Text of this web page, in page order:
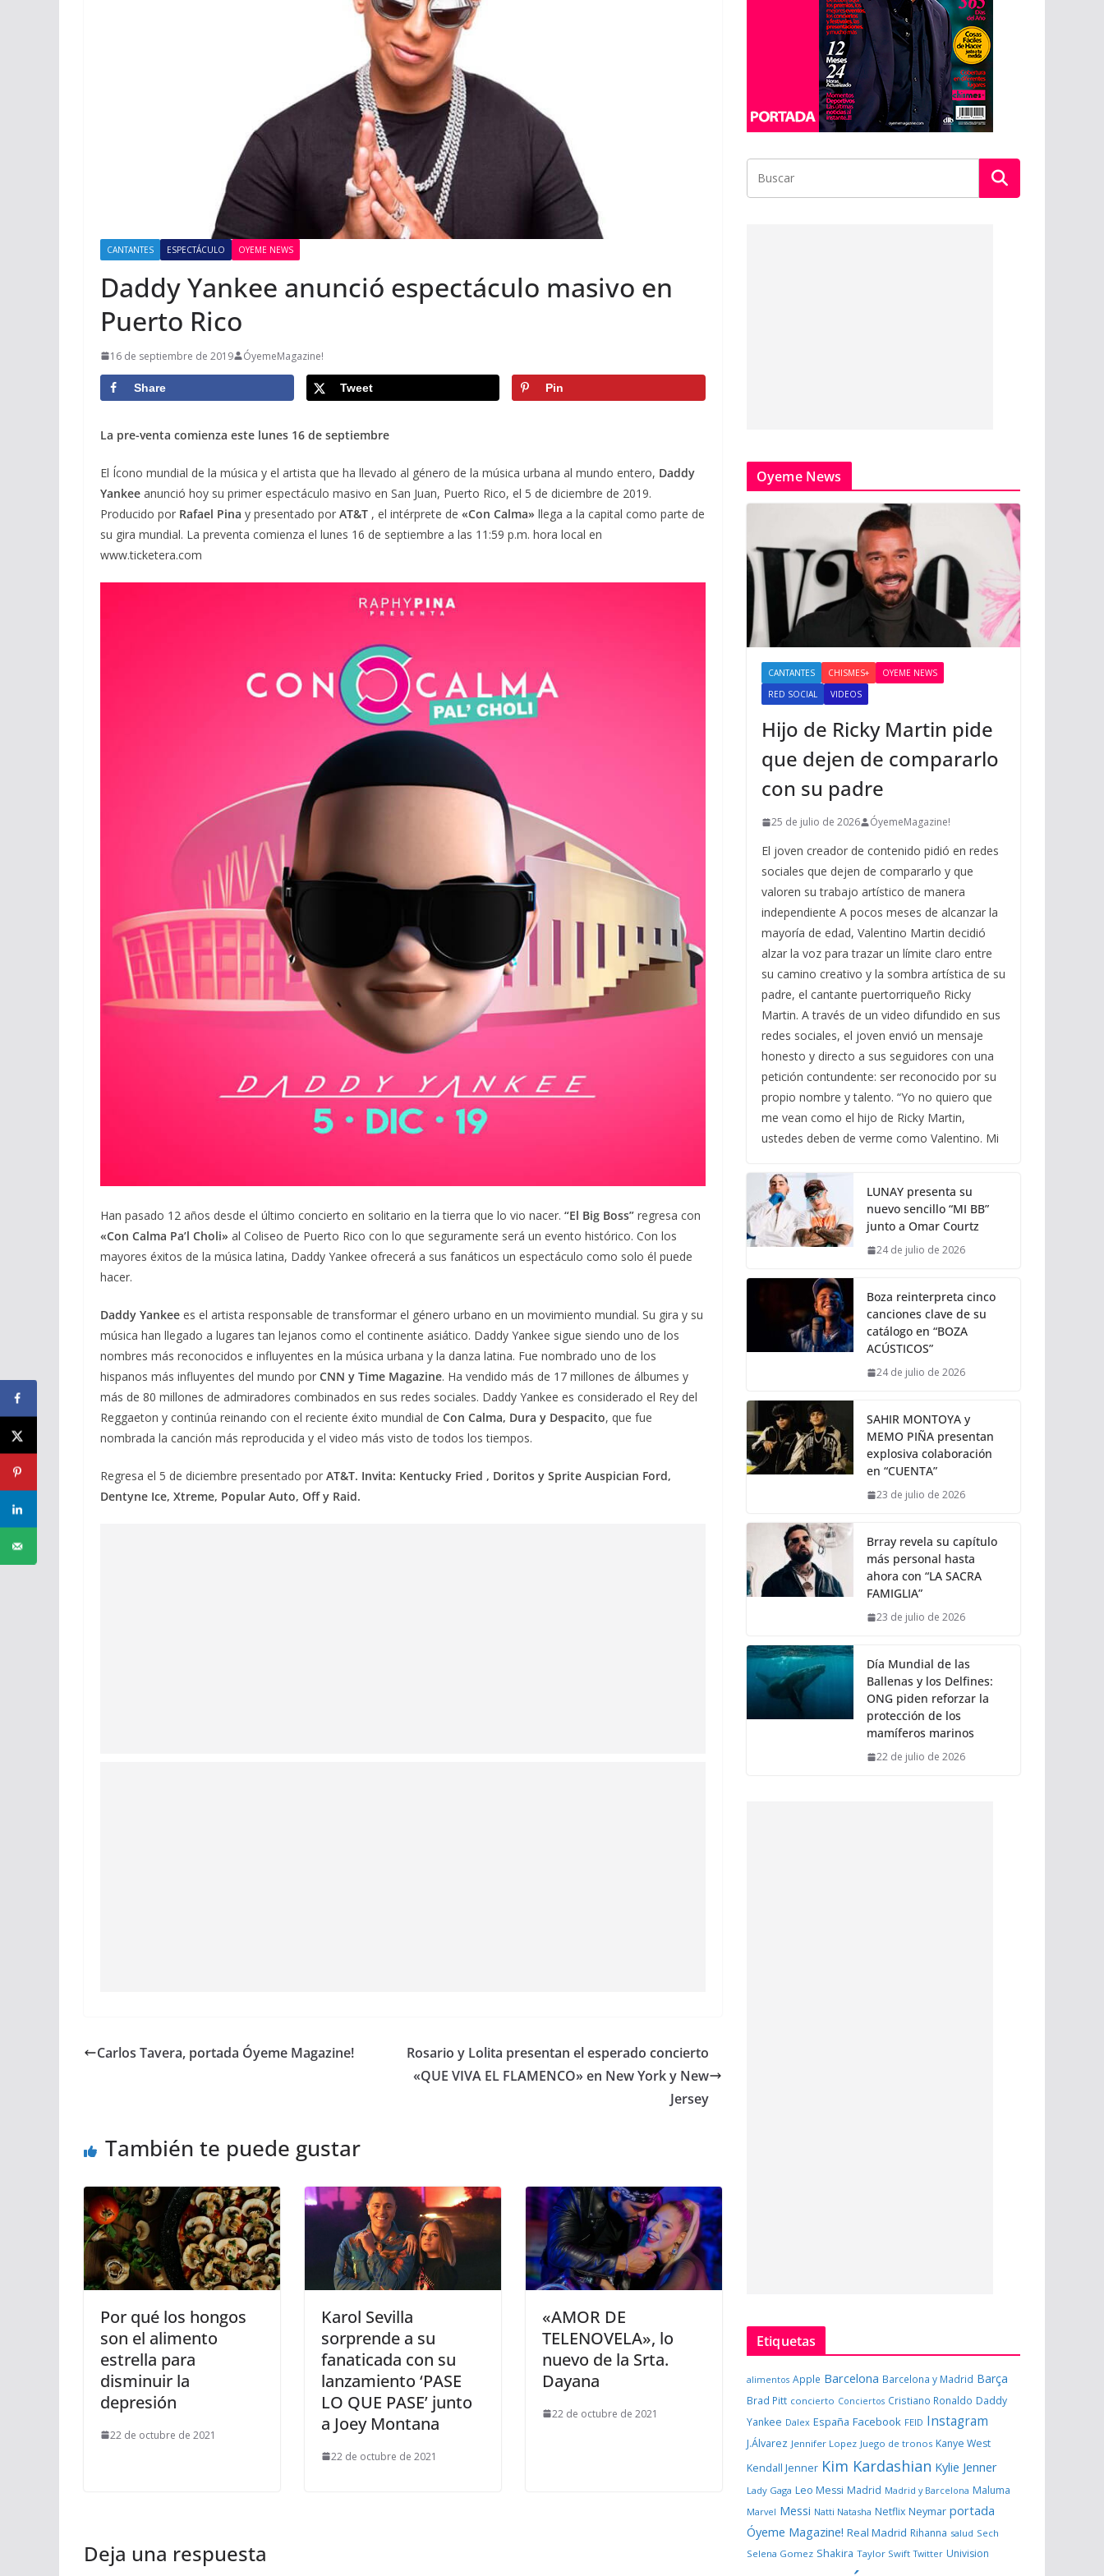
CANTANTES ESPECTÁCULO OYEME NEWS
Daddy Yankee anunció espectáculo masivo en
Puerto Rico
16 de septiembre de 2019 ÓyemeMagazine!
Share Tweet Pin
La pre-venta comienza este lunes 16 de septiembre
El Ícono mundial de la música y el artista que ha llevado al género de la música urbana al mundo entero, Daddy
Yankee anunció hoy su primer espectáculo masivo en San Juan, Puerto Rico, el 5 de diciembre de 2019.
Producido por Rafael Pina y presentado por AT&T , el intérprete de «Con Calma» llega a la capital como parte de
su gira mundial. La preventa comienza el lunes 16 de septiembre a las 11:59 p.m. hora local en
www.ticketera.com
Han pasado 12 años desde el último concierto en solitario en la tierra que lo vio nacer. “El Big Boss” regresa con
«Con Calma Pa’l Choli» al Coliseo de Puerto Rico con lo que seguramente será un evento histórico. Con los
mayores éxitos de la música latina, Daddy Yankee ofrecerá a sus fanáticos un espectáculo como solo él puede
hacer.
Daddy Yankee es el artista responsable de transformar el género urbano en un movimiento mundial. Su gira y su
música han llegado a lugares tan lejanos como el continente asiático. Daddy Yankee sigue siendo uno de los
nombres más reconocidos e influyentes en la música urbana y la danza latina. Fue nombrado uno de los
hispanos más influyentes del mundo por CNN y Time Magazine. Ha vendido más de 17 millones de álbumes y
más de 80 millones de admiradores combinados en sus redes sociales. Daddy Yankee es considerado el Rey del
Reggaeton y continúa reinando con el reciente éxito mundial de Con Calma, Dura y Despacito, que fue
nombrada la canción más reproducida y el video más visto de todos los tiempos.
Regresa el 5 de diciembre presentado por AT&T. Invita: Kentucky Fried , Doritos y Sprite Auspician Ford,
Dentyne Ice, Xtreme, Popular Auto, Off y Raid.
Carlos Tavera, portada Óyeme Magazine!
Rosario y Lolita presentan el esperado concierto
«QUE VIVA EL FLAMENCO» en New York y New
Jersey
También te puede gustar
Por qué los hongos
son el alimento
estrella para
disminuir la
depresión
22 de octubre de 2021
Karol Sevilla
sorprende a su
fanaticada con su
lanzamiento ‘PASE
LO QUE PASE’ junto
a Joey Montana
22 de octubre de 2021
«AMOR DE
TELENOVELA», lo
nuevo de la Srta.
Dayana
22 de octubre de 2021
Deja una respuesta
Oyeme News
CANTANTES CHISMES+
OYEME NEWS
RED SOCIAL
VIDEOS
Hijo de Ricky Martin pide
que dejen de compararlo
con su padre
25 de julio de 2026 ÓyemeMagazine!
El joven creador de contenido pidió en redes
sociales que dejen de compararlo y que
valoren su trabajo artístico de manera
independiente A pocos meses de alcanzar la
mayoría de edad, Valentino Martin decidió
alzar la voz para trazar un límite claro entre
su camino creativo y la sombra artística de su
padre, el cantante puertorriqueño Ricky
Martin. A través de un video difundido en sus
redes sociales, el joven envió un mensaje
honesto y directo a sus seguidores con una
petición contundente: ser reconocido por su
propio nombre y talento. “Yo no quiero que
me vean como el hijo de Ricky Martin,
ustedes deben de verme como Valentino. Mi
LUNAY presenta su
nuevo sencillo “MI BB”
junto a Omar Courtz
24 de julio de 2026
Boza reinterpreta cinco
canciones clave de su
catálogo en “BOZA
ACÚSTICOS”
24 de julio de 2026
SAHIR MONTOYA y
MEMO PIÑA presentan
explosiva colaboración
en “CUENTA”
23 de julio de 2026
Brray revela su capítulo
más personal hasta
ahora con “LA SACRA
FAMIGLIA”
23 de julio de 2026
Día Mundial de las
Ballenas y los Delfines:
ONG piden reforzar la
protección de los
mamíferos marinos
22 de julio de 2026
Etiquetas
alimentos Apple Barcelona Barcelona y Madrid Barça
Brad Pitt concierto Conciertos Cristiano Ronaldo Daddy
Yankee Dalex España Facebook FEID Instagram
J.Álvarez Jennifer Lopez Juego de tronos Kanye West
Kendall Jenner Kim Kardashian Kylie Jenner
Lady Gaga Leo Messi Madrid Madrid y Barcelona Maluma
Marvel Messi Natti Natasha Netflix Neymar portada
Óyeme Magazine! Real Madrid Rihanna salud Sech
Selena Gomez Shakira Taylor Swift Twitter Univision